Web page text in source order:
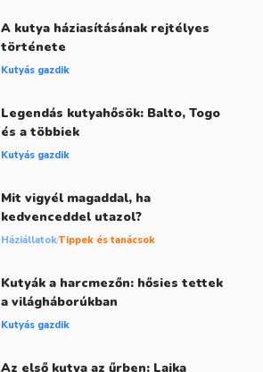
A kutya háziasításának rejtélyes
története
Kutyás gazdik
Legendás kutyahősök: Balto, Togo
és a többiek
Kutyás gazdik
Mit vigyél magaddal, ha
kedvenceddel utazol?
HáziállatokTippek és tanácsok
Kutyák a harcmezőn: hősies tettek
a világháborúkban
Kutyás gazdik
Az első kutya az űrben: Lajka